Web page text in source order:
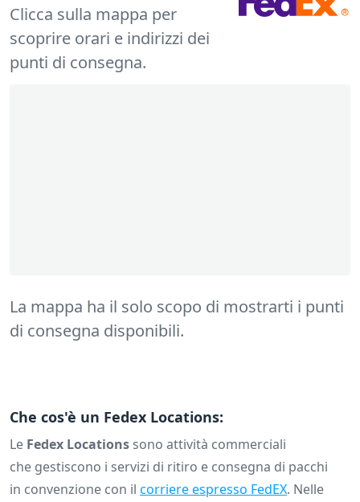
Clicca sulla mappa per
scoprire orari e indirizzi dei
punti di consegna.
La mappa ha il solo scopo di mostrarti i punti
di consegna disponibili.
Che cos'è un Fedex Locations:
Le Fedex Locations sono attività commerciali
che gestiscono i servizi di ritiro e consegna di pacchi
in convenzione con il corriere espresso FedEX. Nelle